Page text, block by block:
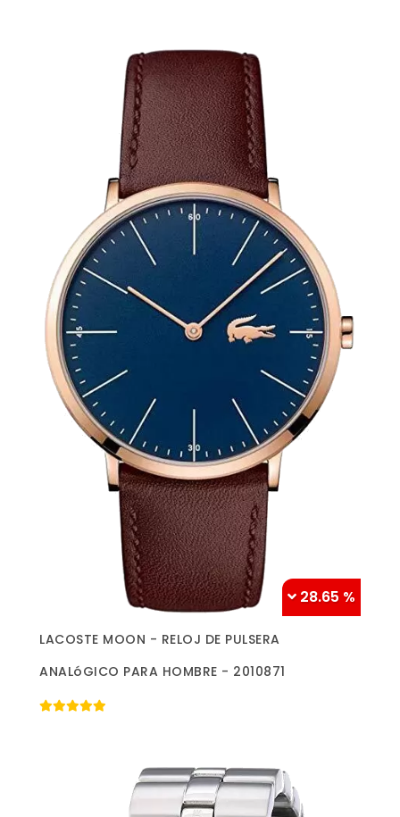
28.65 %
Más información »
LACOSTE MOON - RELOJ DE PULSERA
ANALóGICO PARA HOMBRE - 2010871